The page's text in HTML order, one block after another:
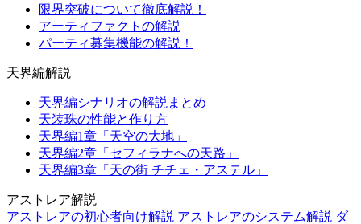
限界突破について徹底解説！
アーティファクトの解説
パーティ募集機能の解説！
天界編解説
天界編シナリオの解説まとめ
天装珠の性能と作り方
天界編1章「天空の大地」
天界編2章「セフィラナへの天路」
天界編3章「天の街 チチェ・アステル」
アストレア解説
アストレアの初心者向け解説 アストレアのシステム解説 ダ